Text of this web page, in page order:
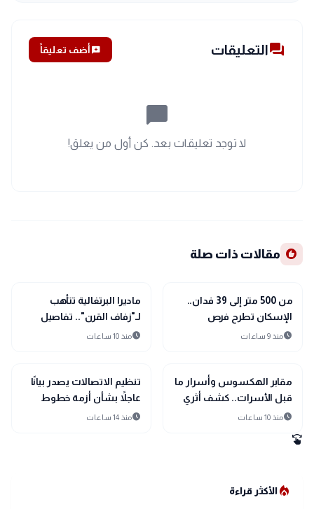
forumالتعليقات add_commentأضف تعليقاً
chat_bubble_outline
لا توجد تعليقات بعد. كن أول من يعلق!
recommend مقالات ذات صلة
public
الأخبار المحلية
من 500 متر إلى 39 فدان..
الإسكان تطرح فرص
scheduleمنذ 9 ساعات
public
الأخبار المحلية
ماديرا البرتغالية تتأهب
لـ"زفاف القرن".. تفاصيل
احتفال كريستيانو رونالدو
scheduleمنذ 10 ساعات
public
الأخبار المحلية
مقابر الهكسوس وأسرار ما
قبل الأسرات.. كشف أثري
جديد يغير تاريخ الدقهلية
scheduleمنذ 10 ساعات
public
الأخبار المحلية
تنظيم الاتصالات يصدر بيانًا
عاجلاً بشأن أزمة خطوط
المحمول المجهولة عبر
scheduleمنذ 14 ساعات
swipe
local_fire_departmentالأكثر قراءة